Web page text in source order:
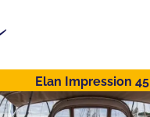
Elan Impression 45